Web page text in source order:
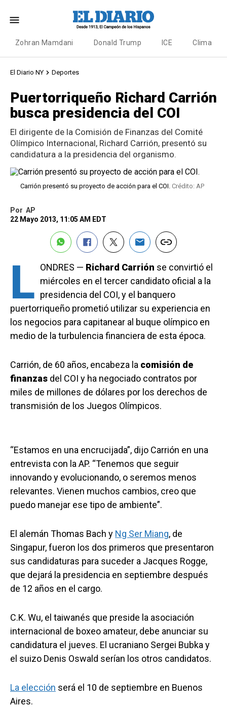
Zohran Mamdani Donald Trump ICE Clima
El Diario NY Deportes
Puertorriqueño Richard Carrión
busca presidencia del COI
El dirigente de la Comisión de Finanzas del Comité
Olímpico Internacional, Richard Carrión, presentó su
candidatura a la presidencia del organismo.
Carrión presentó su proyecto de acción para el COI. Crédito: AP
Por AP
22 Mayo 2013, 11:05 AM EDT
L ONDRES — Richard Carrión se convirtió el
miércoles en el tercer candidato oficial a la
presidencia del COI, y el banquero
puertorriqueño prometió utilizar su experiencia en
los negocios para capitanear al buque olímpico en
medio de la turbulencia financiera de esta época.
Carrión, de 60 años, encabeza la comisión de
finanzas del COI y ha negociado contratos por
miles de millones de dólares por los derechos de
transmisión de los Juegos Olímpicos.
“Estamos en una encrucijada”, dijo Carrión en una
entrevista con la AP. “Tenemos que seguir
innovando y evolucionando, o seremos menos
relevantes. Vienen muchos cambios, creo que
puedo manejar ese tipo de ambiente”.
El alemán Thomas Bach y Ng Ser Miang, de
Singapur, fueron los dos primeros que presentaron
sus candidaturas para suceder a Jacques Rogge,
que dejará la presidencia en septiembre después
de 12 años en el cargo.
C.K. Wu, el taiwanés que preside la asociación
internacional de boxeo amateur, debe anunciar su
candidatura el jueves. El ucraniano Sergei Bubka y
el suizo Denis Oswald serían los otros candidatos.
La elección será el 10 de septiembre en Buenos
Aires.